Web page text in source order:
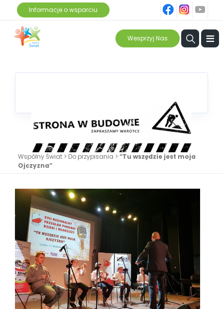
Informacje o wsparciu
ins
Wesprzyj Nas ≡
Wspólny Świat > Do przypisania > “Tu wszędzie jest moja
Ojczyzna”